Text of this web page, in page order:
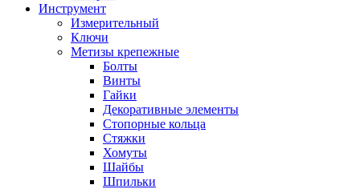
Инструмент
Измерительный
Ключи
Метизы крепежные
Болты
Винты
Гайки
Декоративные элементы
Стопорные кольца
Стяжки
Хомуты
Шайбы
Шпильки